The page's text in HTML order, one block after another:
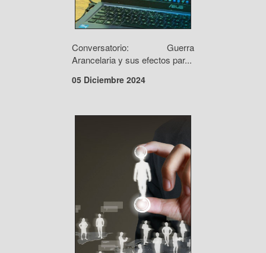
Conversatorio: Guerra
Arancelaria y sus efectos par...
05 Diciembre 2024